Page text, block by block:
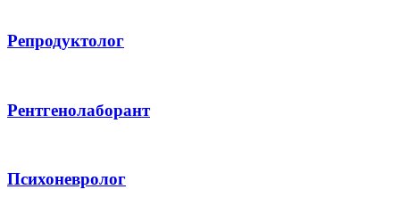
Репродуктолог
Рентгенолаборант
Психоневролог